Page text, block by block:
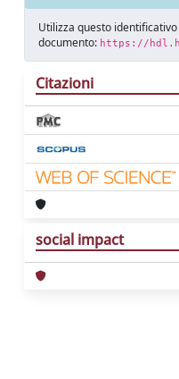
Utilizza questo
documento: https://
Citazioni
social impact